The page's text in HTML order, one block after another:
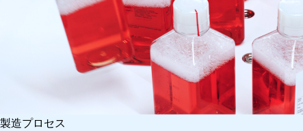
製造プロセス